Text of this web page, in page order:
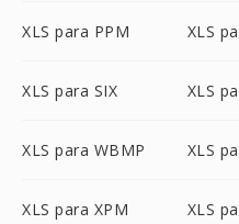
XLS para PPM XLS
XLS para SIX XLS
XLS para WBMP XLS
XLS para XPM XLS